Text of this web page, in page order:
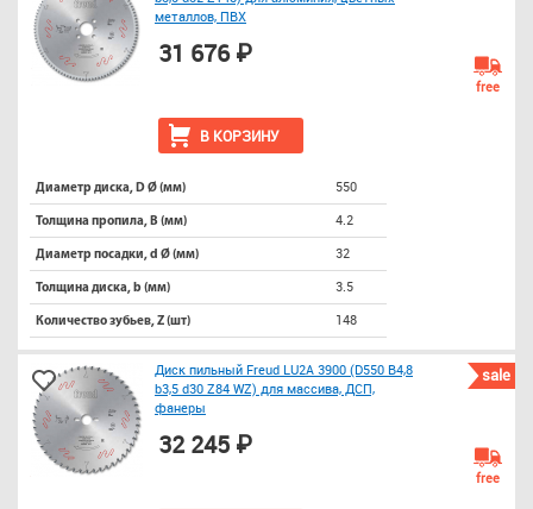
металлов, ПВХ
В КОРЗИНУ
31 676 ₽
free
Диаметр диска, D Ø (мм) 550
Толщина пропила, B (мм) 4.2
Диаметр посадки, d Ø (мм) 32
Толщина диска, b (мм) 3.5
Количество зубьев, Z (шт) 148
sale
Диск пильный Freud LU2A 3900 (D550 B4,8
b3,5 d30 Z84 WZ) для массива, ДСП,
фанеры
32 245 ₽
free